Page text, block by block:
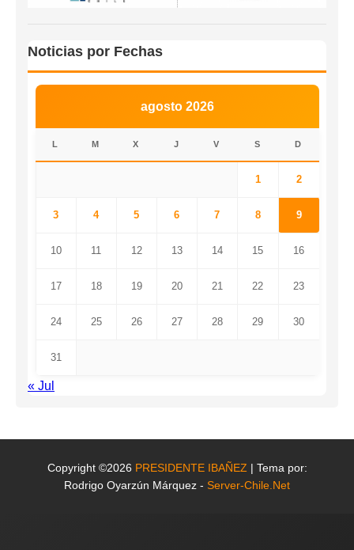
Noticias por Fechas
agosto 2026
L M X J V S D
1 2
3 4 5 6 7 8 9
10 11 12 13 14 15 16
17 18 19 20 21 22 23
24 25 26 27 28 29 30
31
« Jul
Copyright ©2026 PRESIDENTE IBAÑEZ | Tema por:
Rodrigo Oyarzún Márquez - Server-Chile.Net